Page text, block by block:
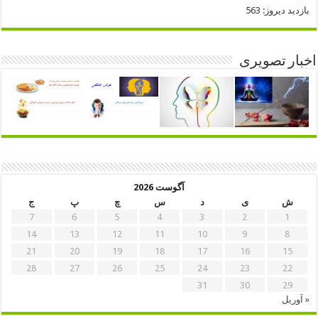
بازدید دیروز: 563
اخبار تصویری
آگوست 2026
ش
ی د س چ پ
ج
1
2
3
4
5
6
7
8
9
10
11
12
13
14
15
16
17
18
19
20
21
22
23
24
25
26
27
28
29
30
31
« آوریل